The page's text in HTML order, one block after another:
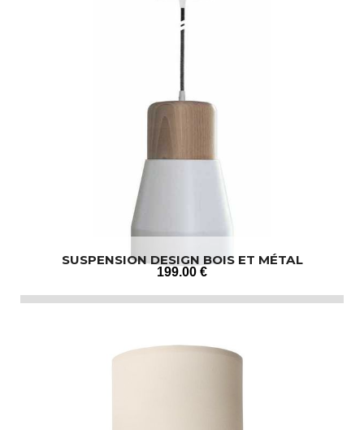
SUSPENSION DESIGN BOIS ET MÉTAL
199.00 €